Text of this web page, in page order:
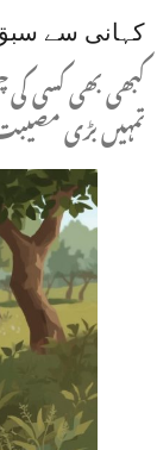
کہانی سے
کبھی بھی کسی کی
تمہیں بڑی